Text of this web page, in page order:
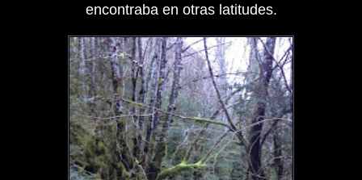
encontraba en otras latitudes.